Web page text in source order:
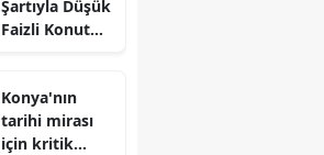
Şartıyla Düşük
Faizli Konut
Konya'nın
tarihi mirası
için kritik